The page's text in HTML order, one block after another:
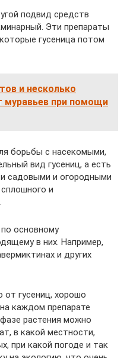
подвид средств
Эти препараты
гусеница потом
и несколько
муравьев при помощи
борьбы с насекомыми,
вид гусениц, а есть
садовыми и огородными
и
основному
в них. Например,
и других
от гусениц, хорошо
каждом препарате
растения можно
в какой местности,
при какой погоде и так